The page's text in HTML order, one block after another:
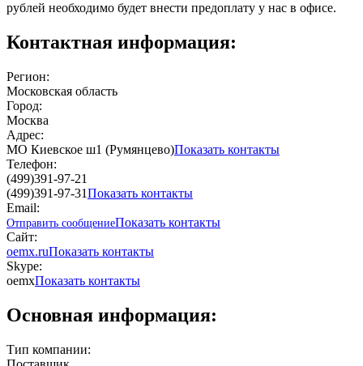
рублей необходимо будет внести предоплату у нас в офисе.
Контактная информация:
Регион:
Московская область
Город:
Москва
Адрес:
МО Киевское ш1 (Румянцево)Показать контакты
Телефон:
(499)391-97-21
(499)391-97-31Показать контакты
Email:
Отправить сообщениеПоказать контакты
Сайт:
oemx.ruПоказать контакты
Skype:
oemxПоказать контакты
Основная информация:
Тип компании: